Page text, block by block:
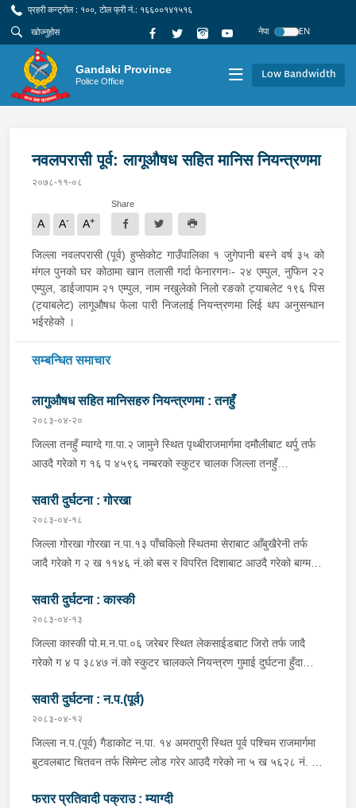
प्रहरी कन्ट्रोल : १००, टोल फ्री नं.: १६६००१४१५१६
नेपा
EN
Gandaki Province
Police Office Low Bandwidth
नवलपरासी पूर्व: लागूऔषध सहित मानिस नियन्त्रणमा
२०७८-११-०८
A A- A+
Share
जिल्ला नवलपरासी (पूर्व) हुप्सेकोट गाउँपालिका १ जुगेपानी बस्ने वर्ष ३५ को
मंगल पुनको घर कोठामा खान तलासी गर्दा फेनारगनः- २४ एम्पुल, नुफिन २२
एम्पुल, डाईजापाम २१ एम्पुल, नाम नखुलेको निलो रङको ट्याबलेट १९६ पिस
(ट्याबलेट) लागूऔषध फेला पारी निजलाई नियन्त्रणमा लिई थप अनुसन्धान
भईरहेको ।
सम्बन्धित समाचार
लागुऔषध सहित मानिसहरु नियन्त्रणमा : तनहुँ
२०८३-०४-२०
जिल्ला तनहुँ म्याग्दे गा.पा.२ जामुने स्थित पृथ्बीराजमार्गमा दमौलीबाट थर्पु तर्फ
आउदै गरेको ग १६ प ४५९६ नम्बरको स्कुटर चालक जिल्ला तनहुँ
ऐ.५ बस्ने बर्ष ३४ को नरजंग राना स्कुटर रोकी सर्भिस लेनमा बसीरहेको
अबस्थामा थर्पुबाट खटिएको प्रहरी टोलिले शंकास्पद लागि चेकजाँच गर्ने
क्रममा निज अमन पौडेलको साथबाट र स्कुटरको डिक्की भित्रबाट गरी
प्रतिबन्धित लागुऔषध फेनारागन ११ एम्पुल, डाइजेपाम ११ एम्पुल, नुर्फिन ११
भइरहेको ।
सवारी दुर्घटना : गोरखा
२०८३-०४-१८
जिल्ला गोरखा गोरखा न.पा.१३ पाँचकिलो स्थितमा सेराबाट आँबुखैरेनी तर्फ
जादै गरेको ग २ ख ११४६ नं.को बस र विपरित दिशाबाट आउदै गरेको बाग्मती
जिल्ला गोरखा सहिदलखन गा.पा.१ बक्राङ बस्ने वर्ष ३४ को विवश वि.क,
सवार वर्ष २७ को शंकर बिश्वकर्मा, शंकर वि.क को छोरी १५ महिनाकी प्रभा
विश्वकर्मा, बस चालक जिल्ला गोरखा पालुङटार न.पा.६ बस्ने वर्ष ३० को
मिलन गुरुङ. गोरखा न.पा.१३ देउराली बस्ने वर्ष ४२ को कृष्णा राम नराल
पठाएको ।
सवारी दुर्घटना : कास्की
२०८३-०४-१३
जिल्ला कास्की पो.म.न.पा.०६ जरेबर स्थित लेकसाईडबाट जिरो तर्फ जादै
गरेको ग ४ प ३८४७ नं.को स्कुटर चालकले नियन्त्रण गुमाई दुर्घटना हुँदा
अर्चलबोट बस्ने बर्ष २४ कि शान्ति नेपाली घाईते भई उपचारको लागि G.M.C
अस्पताल पठाइएको ।
सवारी दुर्घटना : न.प.(पूर्व)
२०८३-०४-१२
जिल्ला न.प.(पूर्व) गैडाकोट न.पा. १४ अमरापुरी स्थित पूर्व पश्चिम राजमार्गमा
बुटवलबाट चितवन तर्फ सिमेन्ट लोड गरेर आउदै गरेको ना ५ ख ५६२८ नं. को
प ८९४३ नं. को मोटरसाइकल एक आपसमा ठक्कर खाई दुर्घटना हुँदा
फरार प्रतिवादी पक्राउ : म्याग्दी